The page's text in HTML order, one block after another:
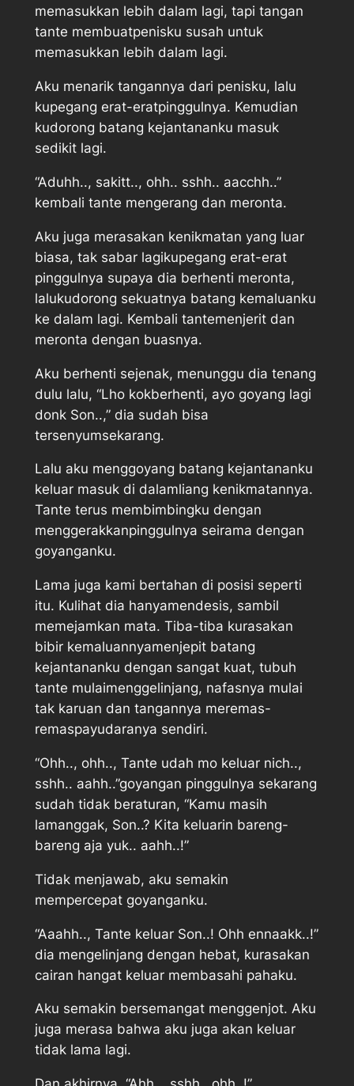
memasukkan lebih dalam lagi, tapi tangan
tante membuatpenisku susah untuk
memasukkan lebih dalam lagi.
Aku menarik tangannya dari penisku, lalu
kupegang erat-eratpinggulnya. Kemudian
kudorong batang kejantananku masuk
sedikit lagi.
“Aduhh.., sakitt.., ohh.. sshh.. aacchh..”
kembali tante mengerang dan meronta.
Aku juga merasakan kenikmatan yang luar
biasa, tak sabar lagikupegang erat-erat
pinggulnya supaya dia berhenti meronta,
lalukudorong sekuatnya batang kemaluanku
ke dalam lagi. Kembali tantemenjerit dan
meronta dengan buasnya.
Aku berhenti sejenak, menunggu dia tenang
dulu lalu, “Lho kokberhenti, ayo goyang lagi
donk Son..,” dia sudah bisa
tersenyumsekarang.
Lalu aku menggoyang batang kejantananku
keluar masuk di dalamliang kenikmatannya.
Tante terus membimbingku dengan
menggerakkanpinggulnya seirama dengan
goyanganku.
Lama juga kami bertahan di posisi seperti
itu. Kulihat dia hanyamendesis, sambil
memejamkan mata. Tiba-tiba kurasakan
bibir kemaluannyamenjepit batang
kejantananku dengan sangat kuat, tubuh
tante mulaimenggelinjang, nafasnya mulai
tak karuan dan tangannya meremas-
remaspayudaranya sendiri.
“Ohh.., ohh.., Tante udah mo keluar nich..,
sshh.. aahh..”goyangan pinggulnya sekarang
sudah tidak beraturan, “Kamu masih
lamanggak, Son..? Kita keluarin bareng-
bareng aja yuk.. aahh..!”
Tidak menjawab, aku semakin
mempercepat goyanganku.
“Aaahh.., Tante keluar Son..! Ohh ennaakk..!”
dia mengelinjang dengan hebat, kurasakan
cairan hangat keluar membasahi pahaku.
Aku semakin bersemangat menggenjot. Aku
juga merasa bahwa aku juga akan keluar
tidak lama lagi.